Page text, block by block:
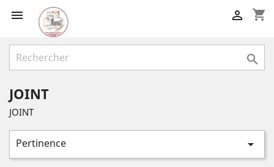
 shopping_cart


JOINT
JOINT
Pertinence 